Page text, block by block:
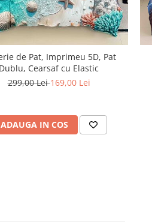
de Pat, Imprimeu 5D, Pat
Dublu, Cearsaf cu Elastic
299,00 Lei169,00 Lei
ADAUGA IN COS